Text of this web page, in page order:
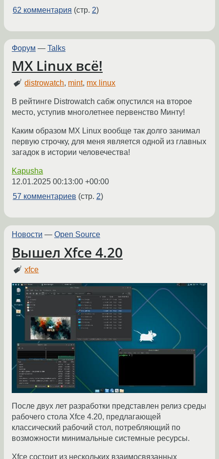
62 комментария (стр. 2)
Форум — Talks
MX Linux всё!
distrowatch, mint, mx linux
В рейтинге Distrowatch сабж опустился на второе
место, уступив многолетнее первенство Минту!
Каким образом MX Linux вообще так долго занимал
первую строчку, для меня является одной из главных
загадок в истории человечества!
Kapusha
12.01.2025 00:13:00 +00:00
57 комментариев (стр. 2)
Новости — Open Source
Вышел Xfce 4.20
xfce
После двух лет разработки представлен релиз среды
рабочего стола Xfce 4.20, предлагающей
классический рабочий стол, потребляющий по
возможности минимальные системные ресурсы.
Xfce состоит из нескольких взаимосвязанных